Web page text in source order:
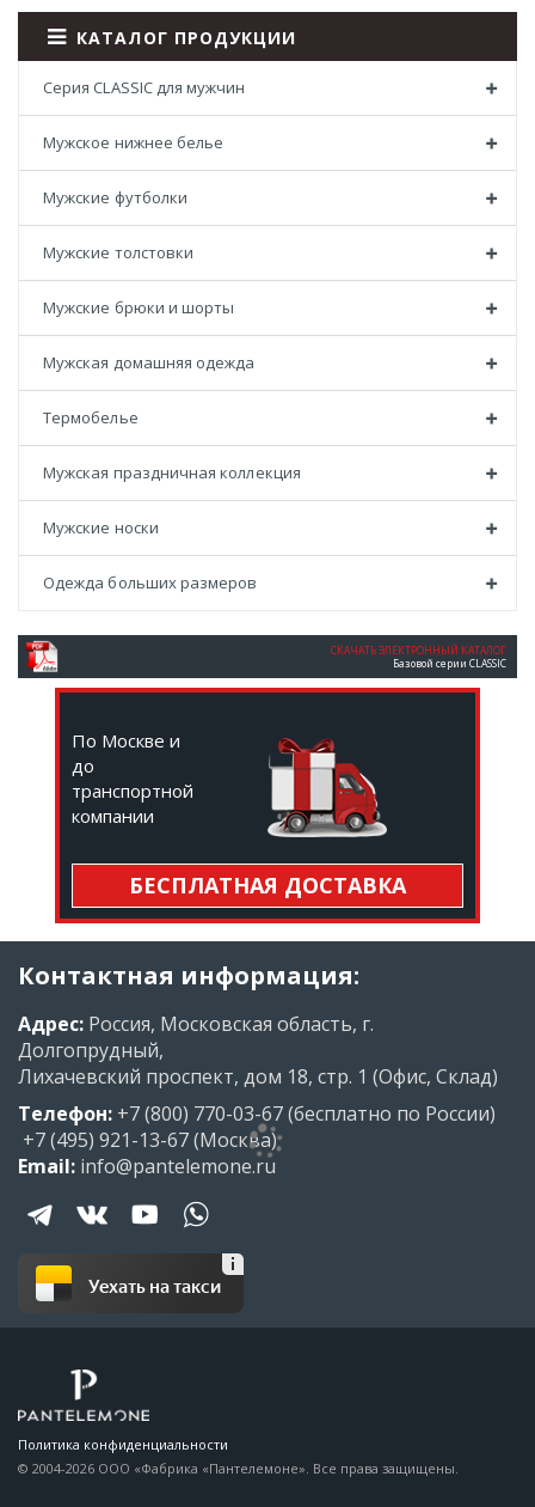
КАТАЛОГ ПРОДУКЦИИ
Серия CLASSIC для мужчин
Мужское нижнее белье
Мужские футболки
Мужские толстовки
Мужские брюки и шорты
Мужская домашняя одежда
Термобелье
Мужская праздничная коллекция
Мужские носки
Одежда больших размеров
СКАЧАТЬ ЭЛЕКТРОННЫЙ КАТАЛОГ
Базовой серии CLASSIC
По Москве и
до
транспортной
компании
БЕСПЛАТНАЯ ДОСТАВКА
Контактная информация:
Адрес: Россия, Московская область, г.
Долгопрудный,
Лихачевский проспект, дом 18, стр. 1 (Офис, Склад)
Телефон: +7 (800) 770-03-67(бесплатно по России)
+7 (495) 921-13-67(Москва)
Email: info@pantelemone.ru
Уехать на такси
Политика конфиденциальности
© 2004-2026 ООО «Фабрика «Пантелемоне». Все права защищены.